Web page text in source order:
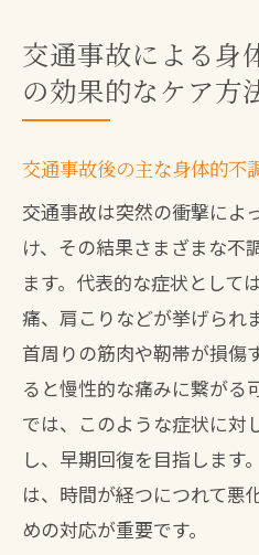
交通事故による身
の効果的なケア方
交通事故後の主な身体的不
交通事故は突然の衝撃によ
け、その結果さまざまな不
ます。代表的な症状として
痛、肩こりなどが挙げられ
首周りの筋肉や靭帯が損傷
ると慢性的な痛みに繋がる
では、このような症状に対
し、早期回復を目指します
は、時間が経つにつれて悪
めの対応が重要です。